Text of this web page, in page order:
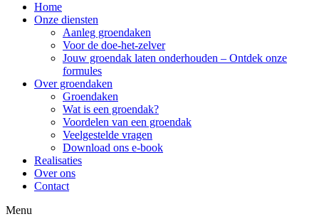
Home
Onze diensten
Aanleg groendaken
Voor de doe-het-zelver
Jouw groendak laten onderhouden – Ontdek onze
formules
Over groendaken
Groendaken
Wat is een groendak?
Voordelen van een groendak
Veelgestelde vragen
Download ons e-book
Realisaties
Over ons
Contact
Menu